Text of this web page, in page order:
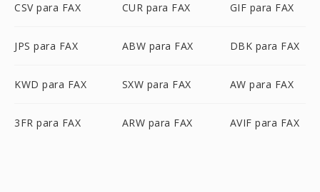
CSV para FAX CUR para FAX GIF para FAX
JPS para FAX ABW para FAX DBK para FAX
KWD para FAX SXW para FAX AW para FAX
3FR para FAX ARW para FAX AVIF para FAX